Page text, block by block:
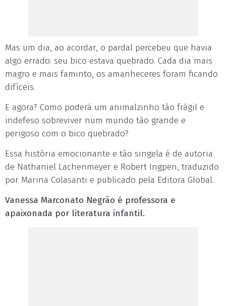
Mas um dia, ao acordar, o pardal percebeu que havia
algo errado: seu bico estava quebrado. Cada dia mais
magro e mais faminto, os amanheceres foram ficando
difíceis.
E agora? Como poderá um animalzinho tão frágil e
indefeso sobreviver num mundo tão grande e
perigoso com o bico quebrado?
Essa história emocionante e tão singela é de autoria
de Nathaniel Lachenmeyer e Robert Ingpen, traduzido
por Marina Colasanti e publicado pela Editora Global.
Vanessa Marconato Negrão é professora e
apaixonada por literatura infantil.